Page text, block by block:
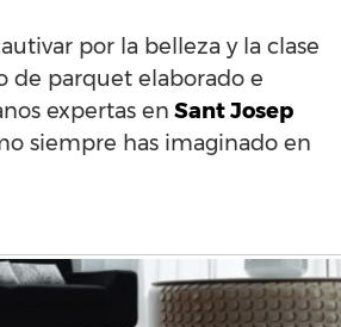
por la belleza y la clase
de parquet elaborado e
expertas en Sant Josep
siempre has imaginado en